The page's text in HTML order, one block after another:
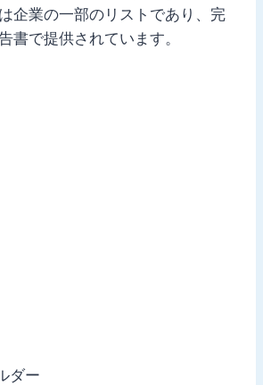
企業の一部のリストであり、完
書で提供されています。
ダー